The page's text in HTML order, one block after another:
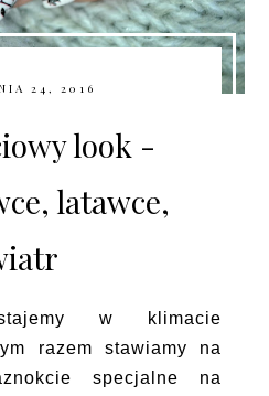
24, 2016
look -
latawce,
w klimacie
razem stawiamy na
specjalne na